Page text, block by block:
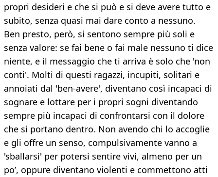
propri desideri e che si può e si deve avere tutto e
subito, senza quasi mai dare conto a nessuno.
Ben presto, però, si sentono sempre più soli e
senza valore: se fai bene o fai male nessuno ti dice
niente, e il messaggio che ti arriva è solo che 'non
conti'. Molti di questi ragazzi, incupiti, solitari e
annoiati dal 'ben-avere', diventano così incapaci di
sognare e lottare per i propri sogni diventando
sempre più incapaci di confrontarsi con il dolore
che si portano dentro. Non avendo chi lo accoglie
e gli offre un senso, compulsivamente vanno a
'sballarsi' per potersi sentire vivi, almeno per un
po’, oppure diventano violenti e commettono atti